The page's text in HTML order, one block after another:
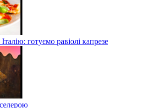
готуємо равіолі капрезе